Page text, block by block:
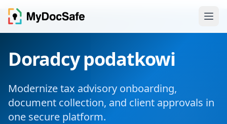
Doradcy podatkowi
Modernize tax advisory onboarding,
document collection, and client approvals in
one secure platform.